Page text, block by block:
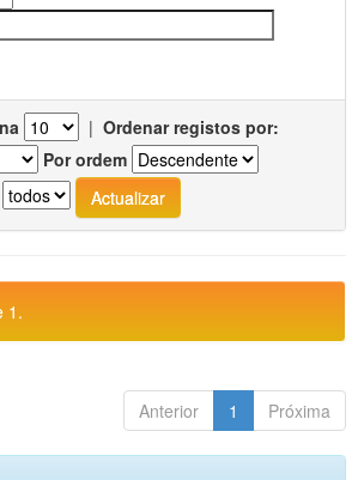
| Ordenar registos por:
Por ordem
1.
Anterior 1 Próxima